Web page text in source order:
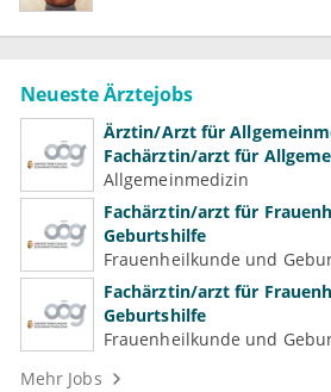
Neueste Ärztejobs
Ärztin/Arzt für
Fachärztin/arzt für
Familienmedizin für
Psychotherapeutische
Allgemeinmedizin
Fachärztin/arzt für
Geburtshilfe
Frauenheilkunde und
Fachärztin/arzt für
Geburtshilfe
Frauenheilkunde und
Mehr Jobs